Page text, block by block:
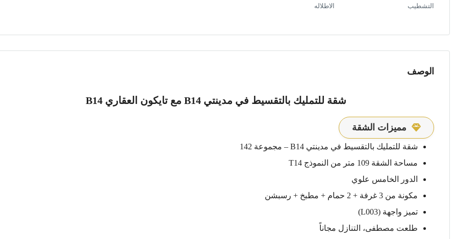
التشطيب الاطلاله
الوصف
شقة للتمليك بالتقسيط في مدينتي B14 مع تايكون العقاري B14
مميزات الشقة
شقة للتمليك بالتقسيط في مدينتي B14 – مجموعة 142
مساحة الشقة 109 متر من النموذج T14
الدور الخامس علوي
مكونة من 3 غرفة + 2 حمام + مطبخ + رسبشن
تميز واجهة (L003)
طلعت مصطفى، التنازل مجاناً